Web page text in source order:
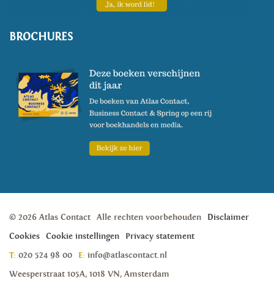
BROCHURES
© 2026 Atlas Contact Alle rechten voorbehouden
Disclaimer
Cookies
Cookie instellingen
Privacy statement
T: 020 524 98 00 E: info@atlascontact.nl
Weesperstraat 105A, 1018 VN, Amsterdam